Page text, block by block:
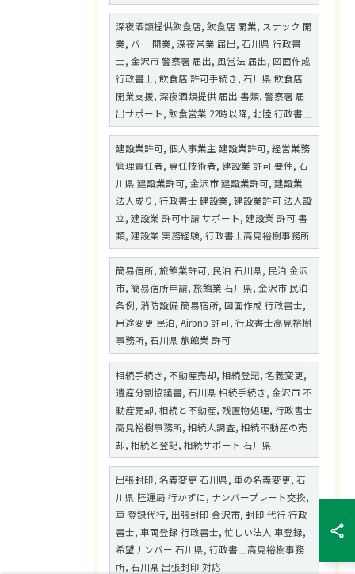
深夜酒類提供飲食店, 飲食店 開業, スナック 開
業, バー 開業, 深夜営業 届出, 石川県 行政書
士, 金沢市 警察署 届出, 風営法 届出, 図面作成
行政書士, 飲食店 許可手続き, 石川県 飲食店
開業支援, 深夜酒類提供 届出 書類, 警察署 届
出サポート, 飲食営業 22時以降, 北陸 行政書士
建設業許可, 個人事業主 建設業許可, 経営業務
管理責任者, 専任技術者, 建設業 許可 要件, 石
川県 建設業許可, 金沢市 建設業許可, 建設業
法人成り, 行政書士 建設業, 建設業許可 法人設
立, 建設業 許可申請 サポート, 建設業 許可 書
類, 建設業 実務経験, 行政書士高見裕樹事務所
簡易宿所, 旅館業許可, 民泊 石川県, 民泊 金沢
市, 簡易宿所申請, 旅館業 石川県, 金沢市 民泊
条例, 消防設備 簡易宿所, 図面作成 行政書士,
用途変更 民泊, Airbnb 許可, 行政書士高見裕樹
事務所, 石川県 旅館業 許可
相続手続き, 不動産売却, 相続登記, 名義変更,
遺産分割協議書, 石川県 相続手続き, 金沢市 不
動産売却, 相続と不動産, 残置物処理, 行政書士
高見裕樹事務所, 相続人調査, 相続不動産の売
却, 相続と登記, 相続サポート 石川県
出張封印, 名義変更 石川県, 車の名義変更, 石
川県 陸運局 行かずに, ナンバープレート交換,
車 登録代行, 出張封印 金沢市, 封印 代行 行政
書士, 車両登録 行政書士, 忙しい法人 車登録,
希望ナンバー 石川県, 行政書士高見裕樹事務
所, 石川県 出張封印 対応